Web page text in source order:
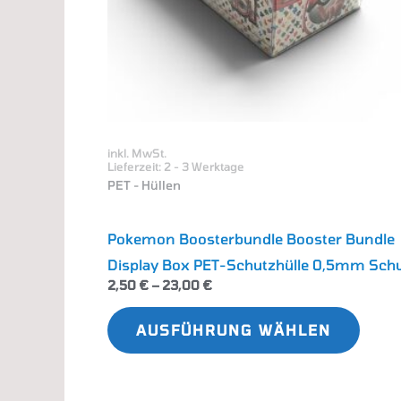
inkl. MwSt.
Lieferzeit: 2 - 3 Werktage
PET - Hüllen
Pokemon Boosterbundle Booster Bundle
Display Box PET-Schutzhülle 0,5mm
2,50 € – 23,00 €
AUSFÜHRUNG WÄHLEN